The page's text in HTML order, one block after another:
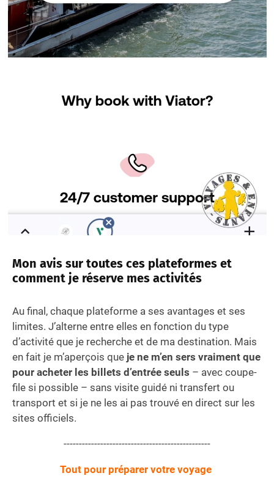
Mon avis sur toutes ces plateformes et
comment je réserve mes activités
Au final, chaque plateforme a ses avantages et ses
limites. J’alterne entre elles en fonction du type
d’activité que je recherche et de ma destination. Mais
en fait je m’aperçois que je ne m’en sers vraiment que
pour acheter les billets d’entrée seuls – avec coupe-
file si possible – sans visite guidé ni transfert ou
transport et si je ne les ai pas trouvé en direct sur les
sites officiels.
------------------------------------------------
Tout pour préparer votre voyage